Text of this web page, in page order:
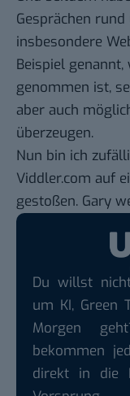
Gesprächen
insbesondere
Beispiel
genommen ist,
aber auch
überzeugen.
Nun bin ich
Viddler.com auf
gestoßen. Gary
Du willst
um KI, Green
Morgen
bekommen
direkt in die